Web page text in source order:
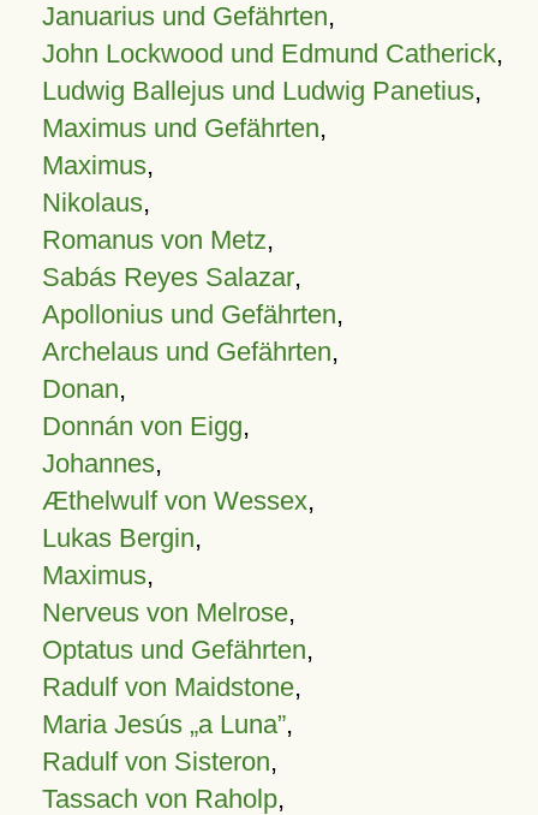
Januarius und Gefährten,
John Lockwood und Edmund Catherick,
Ludwig Ballejus und Ludwig Panetius,
Maximus und Gefährten,
Maximus,
Nikolaus,
Romanus von Metz,
Sabás Reyes Salazar,
Apollonius und Gefährten,
Archelaus und Gefährten,
Donan,
Donnán von Eigg,
Johannes,
Æthelwulf von Wessex,
Lukas Bergin,
Maximus,
Nerveus von Melrose,
Optatus und Gefährten,
Radulf von Maidstone,
Maria Jesús „a Luna”,
Radulf von Sisteron,
Tassach von Raholp,